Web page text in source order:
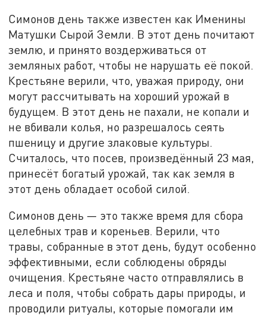
Симонов день также известен как Именины
Матушки Сырой Земли. В этот день почитают
землю, и принято воздерживаться от
земляных работ, чтобы не нарушать её покой.
Крестьяне верили, что, уважая природу, они
могут рассчитывать на хороший урожай в
будущем. В этот день не пахали, не копали и
не вбивали колья, но разрешалось сеять
пшеницу и другие злаковые культуры.
Считалось, что посев, произведённый 23 мая,
принесёт богатый урожай, так как земля в
этот день обладает особой силой.
Симонов день — это также время для сбора
целебных трав и кореньев. Верили, что
травы, собранные в этот день, будут особенно
эффективными, если соблюдены обряды
очищения. Крестьяне часто отправлялись в
леса и поля, чтобы собрать дары природы, и
проводили ритуалы, которые помогали им